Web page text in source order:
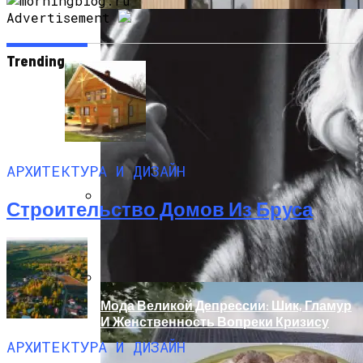
Дом С Минимальными Инженерными
Трассами Для Комфорта И Удобства
Мода Великой Депрессии: Шик, Гламур
И Женственность Вопреки Кризису
Advertisement
Trending
АРХИТЕКТУРА И ДИЗАЙН
Строительство Домов Из Бруса
АРХИТЕКТУРА И ДИЗАЙН